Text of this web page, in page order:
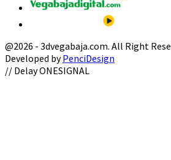
@2026 - 3dvegabaja.com. All Right
Developed byPenciDesign
Facebook
Twitter
Instagram
Youtube
Email
// Delay ONESIGNAL